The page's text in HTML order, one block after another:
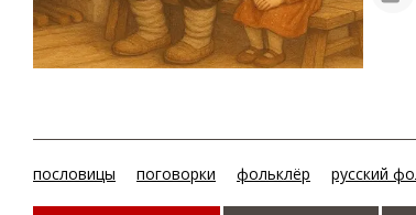
пословицы поговорки фольклёр русский